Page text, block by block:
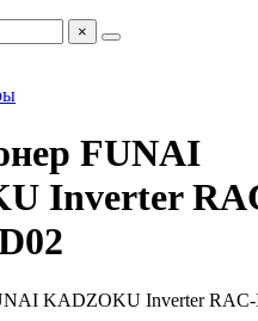
×
FUNAI
Inverter